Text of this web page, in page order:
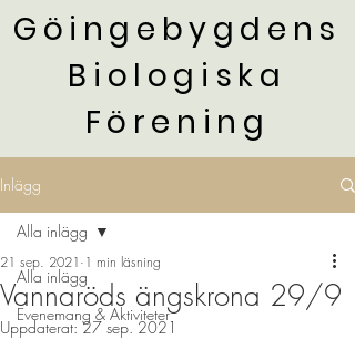
Göingebygdens
Biologiska
Förening
Inlägg
Alla inlägg
Evenemang & Aktiviteter
Alla inlägg
Vannaröds ängskrona 29/9
21 sep. 2021 1 min läsning
Uppdaterat:27 sep. 2021